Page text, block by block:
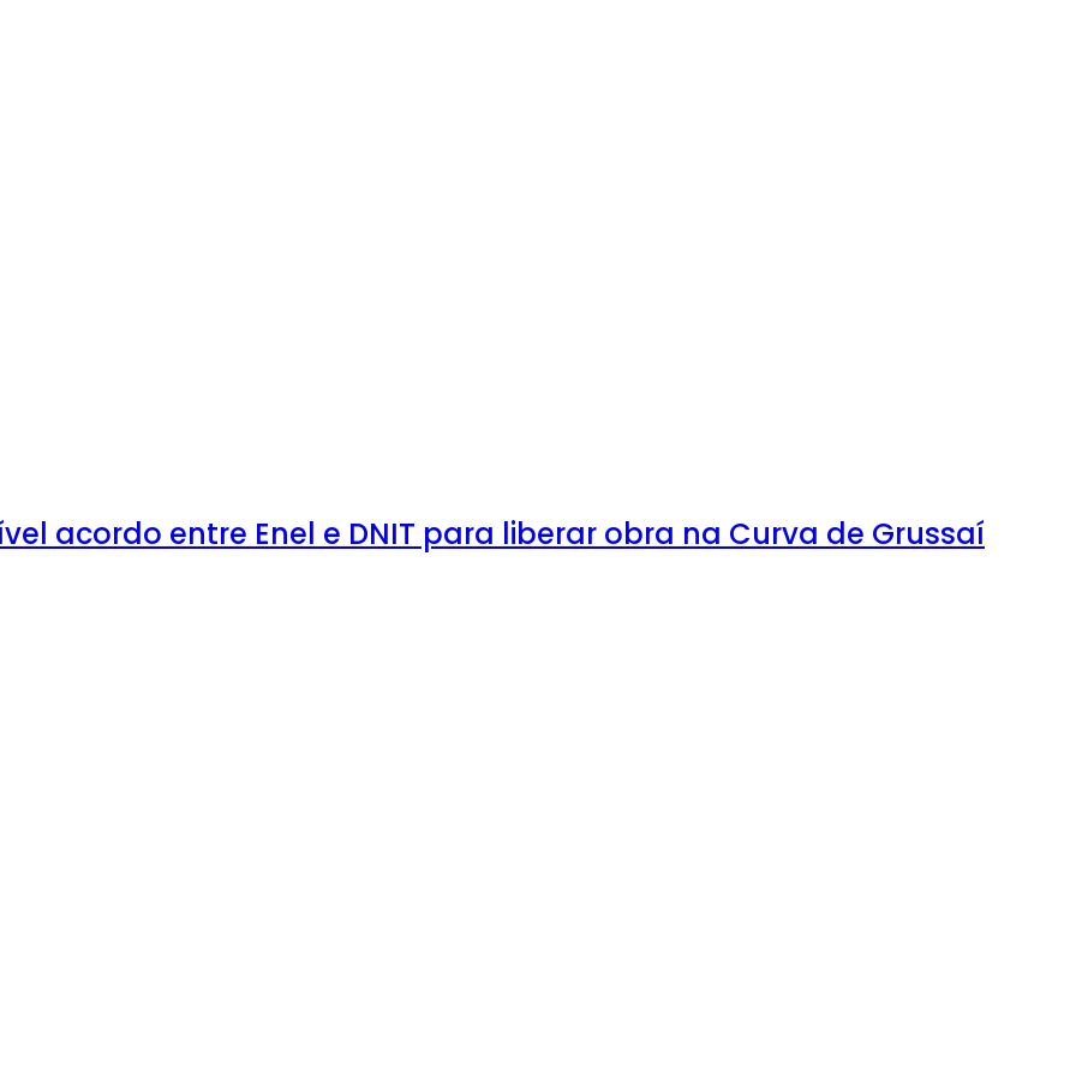
acordo entre Enel e DNIT para liberar obra na Curva de Grussaí